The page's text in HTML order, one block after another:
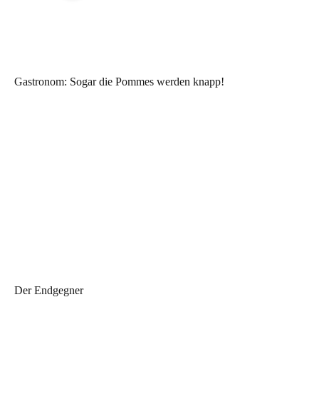
Gastronom: Sogar die Pommes werden knapp!
Der Endgegner